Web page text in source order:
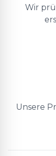
Wir
Unsere